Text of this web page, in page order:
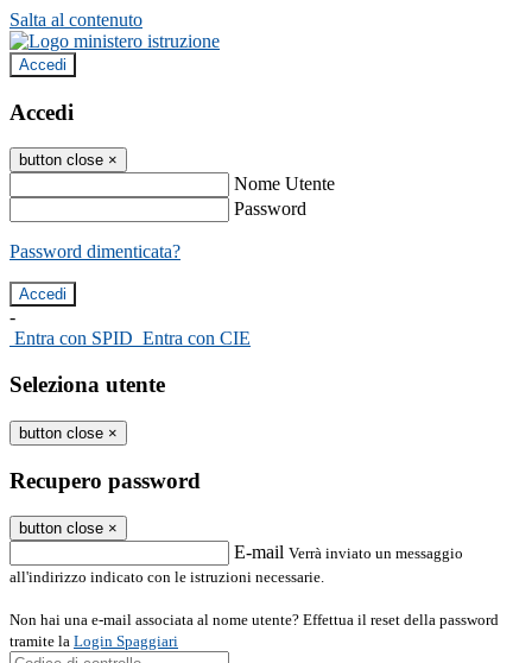
Salta al contenuto
Accedi
Accedi
button close ×
Nome Utente
Password
Password dimenticata?
-
Entra con SPID Entra con CIE
Seleziona utente
button close ×
Recupero password
button close ×
E-mail Verrà inviato un messaggio
all'indirizzo indicato con le istruzioni necessarie.
Non hai una e-mail associata al nome utente? Effettua il reset della password
tramite la Login Spaggiari